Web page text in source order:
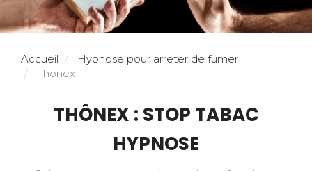
Accueil
Hypnose pour arreter de fumer
Thônex
THÔNEX : STOP TABAC
HYPNOSE